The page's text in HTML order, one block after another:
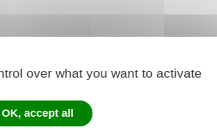
over what you want to activate
OK, accept all